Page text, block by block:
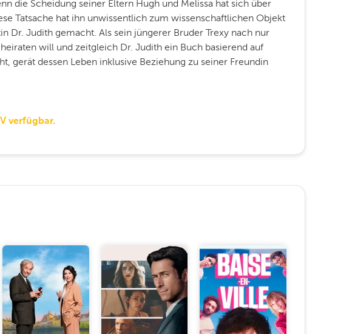
die Scheidung seiner Eltern Hugh und Melissa hat sich über
Tatsache hat ihn unwissentlich zum wissenschaftlichen Objekt
Dr. Judith gemacht. Als sein jüngerer Bruder Trexy nach nur
will und zeitgleich Dr. Judith ein Buch basierend auf
gerät dessen Leben inklusive Beziehung zu seiner Freundin
verfügbar.